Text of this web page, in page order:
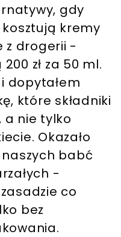
gdy
kosztują kremy
z drogerii -
zł za 50 ml.
dopytałem
które składniki
a nie tylko
Okazało
babć
-
co
bez